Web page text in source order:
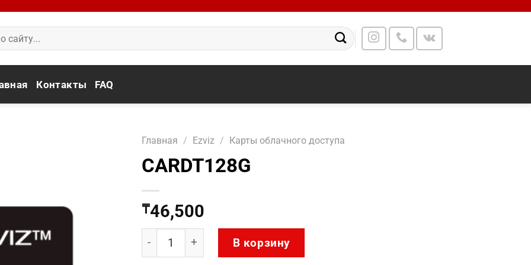
Контакты FAQ
Главная / Ezviz / Карты облачного доступа
CARDT128G
₸46,500
Количество товара CARDT128G
В корзину